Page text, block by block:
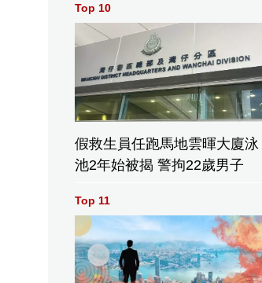
Top 10
假救生員任跑馬地雲暉大廈泳
池2年始被揭 警拘22歲男子
Top 11